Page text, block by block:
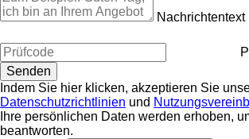
Nachrichtentext
Indem Sie hier klicken, akzeptieren Sie
Datenschutzrichtlinien und
Ihre persönlichen Daten werden erhoben,
beantworten.